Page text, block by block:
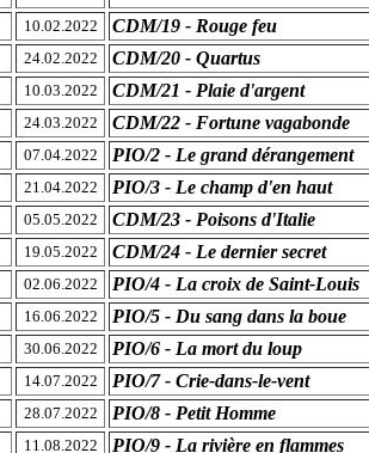
10.02.2022
CDM/19 - Rouge feu
24.02.2022
CDM/20 - Quartus
10.03.2022
CDM/21 - Plaie d'argent
24.03.2022
CDM/22 - Fortune vagabonde
07.04.2022
PIO/2 - Le grand dérangement
21.04.2022
PIO/3 - Le champ d'en haut
05.05.2022
CDM/23 - Poisons d'Italie
19.05.2022
CDM/24 - Le dernier secret
02.06.2022
PIO/4 - La croix de Saint-Louis
16.06.2022
PIO/5 - Du sang dans la boue
30.06.2022
PIO/6 - La mort du loup
14.07.2022
PIO/7 - Crie-dans-le-vent
28.07.2022
PIO/8 - Petit Homme
11.08.2022
PIO/9 - La rivière en flammes